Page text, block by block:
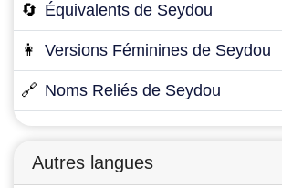
🔄 Équivalents de Seydou
👩 Versions Féminines de Seydou
🔗 Noms Reliés de Seydou
Autres langues